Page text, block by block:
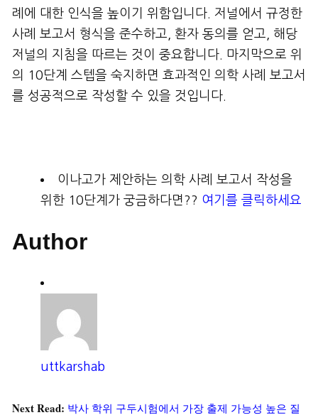
례에 대한 인식을 높이기 위함입니다. 저널에서 규정한
사례 보고서 형식을 준수하고, 환자 동의를 얻고, 해당
저널의 지침을 따르는 것이 중요합니다. 마지막으로 위
의 10단계 스텝을 숙지하면 효과적인 의학 사례 보고서
를 성공적으로 작성할 수 있을 것입니다.
이나고가 제안하는 의학 사례 보고서 작성을
위한 10단계가 궁금하다면?? 여기를 클릭하세요
Author
uttkarshab
Next Read: 박사 학위 구두시험에서 가장 출제 가능성 높은 질